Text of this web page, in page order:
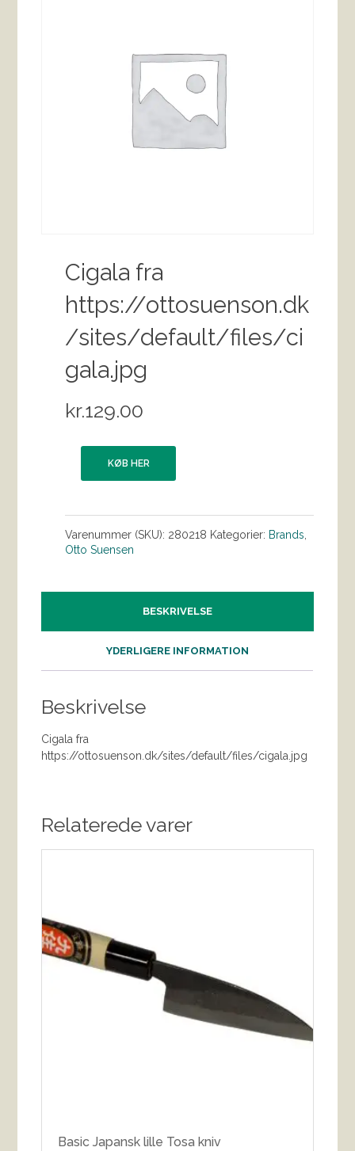
Cigala fra
https://ottosuenson.dk
/sites/default/files/ci
gala.jpg
kr.129.00
KØB HER
Varenummer (SKU): 280218 Kategorier: Brands
Otto Suensen
BESKRIVELSE
YDERLIGERE INFORMATION
Beskrivelse
Cigala fra
https://ottosuenson.dk/sites/default/files/cigala.jpg
Relaterede varer
Basic Japansk lille Tosa kniv